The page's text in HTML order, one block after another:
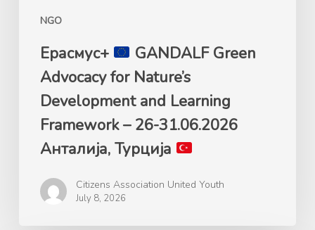
NGO
31.06.2026
Анталија,
Турција
Ерасмус+
GANDALF Green
Advocacy for Nature’s
Development and Learning
Framework – 26-31.06.2026
Анталија, Турција
Citizens Association United Youth
July 8, 2026